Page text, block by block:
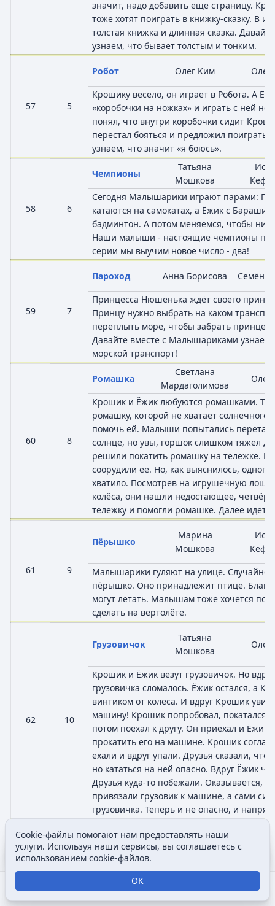
Открыть поиск
Открыть меню
Просмотры
значит, надо добавить еще страницу.
тоже хотят поиграть в книжку-сказку. В
толстая книжка и длинная сказка. Давай
узнаем, что бывает толстым и тонким.
57 5
Робот Олег Ким
Олег
Крошику весело, он играет в Робота. А
«коробочки на ножках» и играть с ней не
понял, что внутри коробочки сидит
перестал бояться и предложил поиграть
узнаем, что значит «я боюсь».
58 6
Чемпионы
Татьяна
Мошкова
Сегодня Малышарики играют парами:
катаются на самокатах, а Ёжик с
бадминтон. А потом меняемся, чтобы
Наши малыши - настоящие чемпионы по
серии мы выучим новое число - два!
59 7
Пароход Анна Борисова
Семён
Принцесса Нюшенька ждёт своего
Принцу нужно выбрать на каком
переплыть море, чтобы забрать
Давайте вместе с Малышариками узнаем,
морской транспорт!
60 8
Ромашка
Светлана
Мардаголимова
Олег
Крошик и Ёжик любуются ромашками.
ромашку, которой не хватает
помочь ей. Малыши попытались
солнце, но увы, горшок слишком тяжел
решили покатить ромашку на тележке.
соорудили ее. Но, как выяснилось, одного
хватило. Посмотрев на игрушечную
колёса, они нашли недостающее,
тележку и помогли ромашке. Далее идет
61 9
Пёрышко
Марина
Мошкова
Малышарики гуляют на улице. Случайно
пёрышко. Оно принадлежит птице.
могут летать. Малышам тоже хочется
сделать на вертолёте.
62 10
Грузовичок
Татьяна
Мошкова
Олег
Крошик и Ёжик везут грузовичок. Но
грузовичка сломалось. Ёжик остался, а
винтиком от колеса. И вдруг Крошик
машину! Крошик попробовал, покатался
потом поехал к другу. Он приехал и Ёжик
прокатить его на машине. Крошик
ехали и вдруг упали. Друзья сказали,
но кататься на ней опасно. Вдруг Ёжик
Друзья куда-то побежали. Оказывается,
привязали грузовик к машине, а сами
грузовичка. Теперь и не опасно, и
Пузыри Андрей Жидков
Сегодня Малышарики бегают. Случайно
баночку с мыльными пузырями, и ему
запустить пузыри, чем побегать. Вместе
Содержание
Cookie-файлы помогают нам предоставлять наши
услуги. Используя наши сервисы, вы соглашаетесь с
использованием cookie-файлов.
ОК